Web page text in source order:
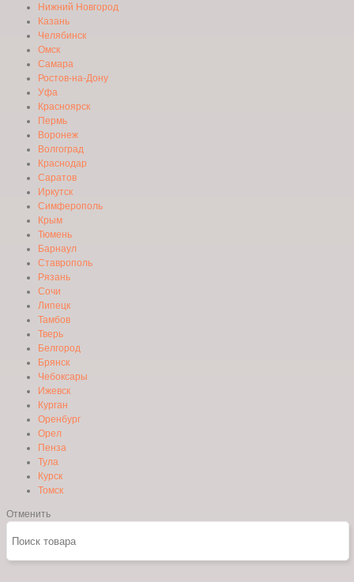
Нижний Новгород
Казань
Челябинск
Омск
Самара
Ростов-на-Дону
Уфа
Красноярск
Пермь
Воронеж
Волгоград
Краснодар
Саратов
Иркутск
Симферополь
Крым
Тюмень
Барнаул
Ставрополь
Рязань
Сочи
Липецк
Тамбов
Тверь
Белгород
Брянск
Чебоксары
Ижевск
Курган
Оренбург
Орел
Пенза
Тула
Курск
Томск
Отменить